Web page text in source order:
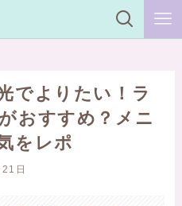
でよりたい！ラ
おすすめ？メニ
をレポ
日